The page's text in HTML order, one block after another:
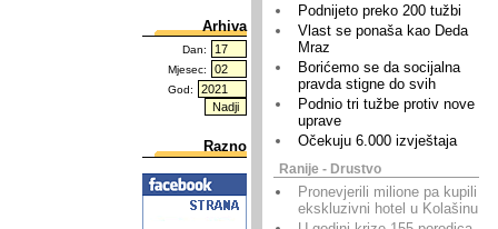
Arhiva
Dan:
Mjesec:
God:
Razno
Podnijeto preko 200 tužbi
Vlast se ponaša kao Deda
Mraz
Borićemo se da socijalna
pravda stigne do svih
Podnio tri tužbe protiv nove
uprave
Očekuju 6.000 izvještaja
Ranije - Drustvo
Pronevjerili milione pa kupili
ekskluzivni hotel u Kolašinu